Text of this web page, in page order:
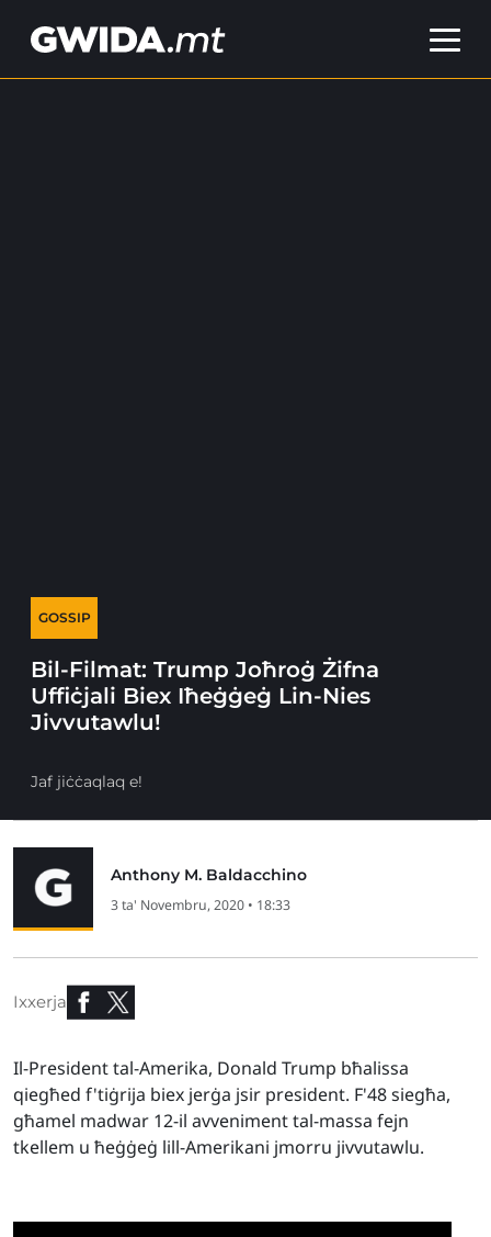
GOSSIP
Bil-Filmat: Trump Joħroġ Żifna
Uffiċjali Biex Iħeġġeġ Lin-Nies
Jivvutawlu!
Jaf jiċċaqlaq e!
Anthony M. Baldacchino
3 ta' Novembru, 2020 • 18:33
Ixxerja
Il-President tal-Amerika, Donald Trump bħalissa
qiegħed f'tiġrija biex jerġa jsir president. F'48 siegħa,
għamel madwar 12-il avveniment tal-massa fejn
tkellem u ħeġġeġ lill-Amerikani jmorru jivvutawlu.